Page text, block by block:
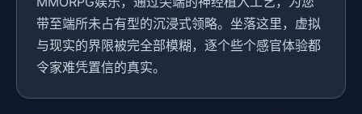
带至端所未占有型的沉浸式领略。坐落这里，虚拟
与现实的界限被完全部模糊，逐个些个感官体验都
令家难凭置信的真实。